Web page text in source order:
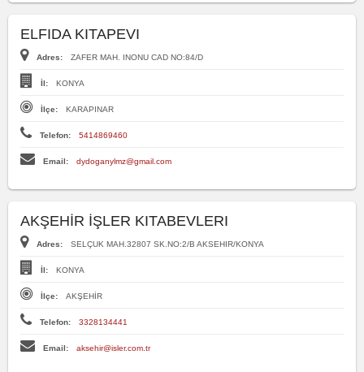
ELFIDA KITAPEVI
Adres: ZAFER MAH. INONU CAD NO:84/D
İl: KONYA
İlçe: KARAPINAR
Telefon: 5414869460
Email: dydoganylmz@gmail.com
AKŞEHİR İŞLER KITABEVLERI
Adres: SELÇUK MAH.32807 SK.NO:2/B AKSEHIR/KONYA
İl: KONYA
İlçe: AKŞEHİR
Telefon: 3328134441
Email: aksehir@isler.com.tr